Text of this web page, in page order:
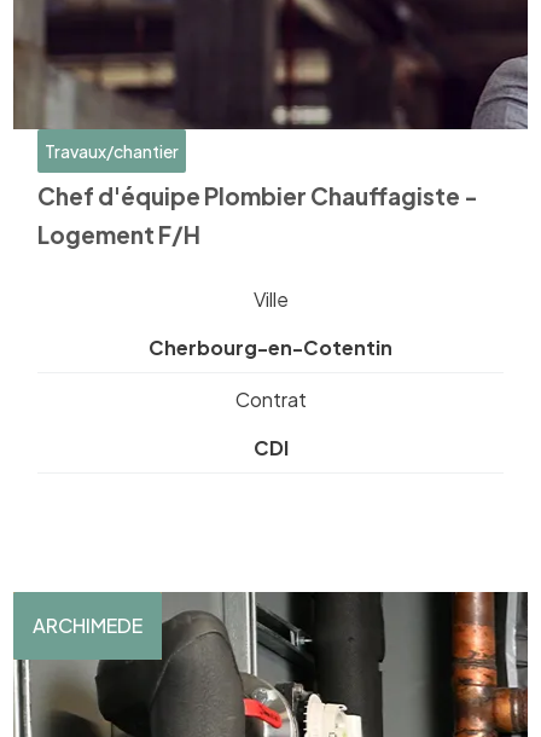
Travaux/chantier
Chef d'équipe Plombier Chauffagiste -
Logement F/H
Ville
Cherbourg-en-Cotentin
Contrat
CDI
ARCHIMEDE